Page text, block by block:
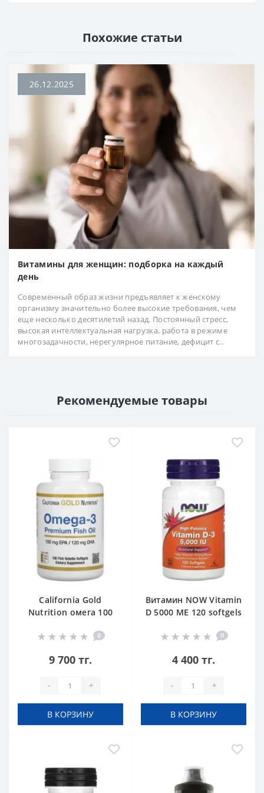
Похожие статьи
26.12.2025
Витамины для женщин: подборка на каждый
день
Современный образ жизни предъявляет к женскому
организму значительно более высокие требования, чем
еще несколько десятилетий назад. Постоянный стресс,
высокая интеллектуальная нагрузка, работа в режиме
многозадачности, нерегулярное питание, дефицит с..
Рекомендуемые товары
California Gold
Nutrition омега 100
0
9 700 тг.
- +
В КОРЗИНУ
Витамин NOW Vitamin
D 5000 ME 120 softgels
0
4 400 тг.
- +
В КОРЗИНУ